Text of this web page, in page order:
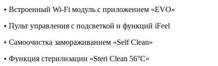
• Встроенный Wi-Fi модуль с приложением «EVO»
• Пульт управления с подсветкой и функций iFeel
• Самоочистка замораживанием «Self Clean»
• Функция стерилизации «Steri Clean 56°C»